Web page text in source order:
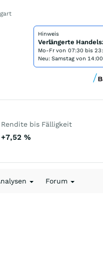
Hinweis
Verlängerte
Mo-Fr von 07:30 bis
Neu: Samstag von
Rendite bis Fälligkeit
+7,52%
Forum